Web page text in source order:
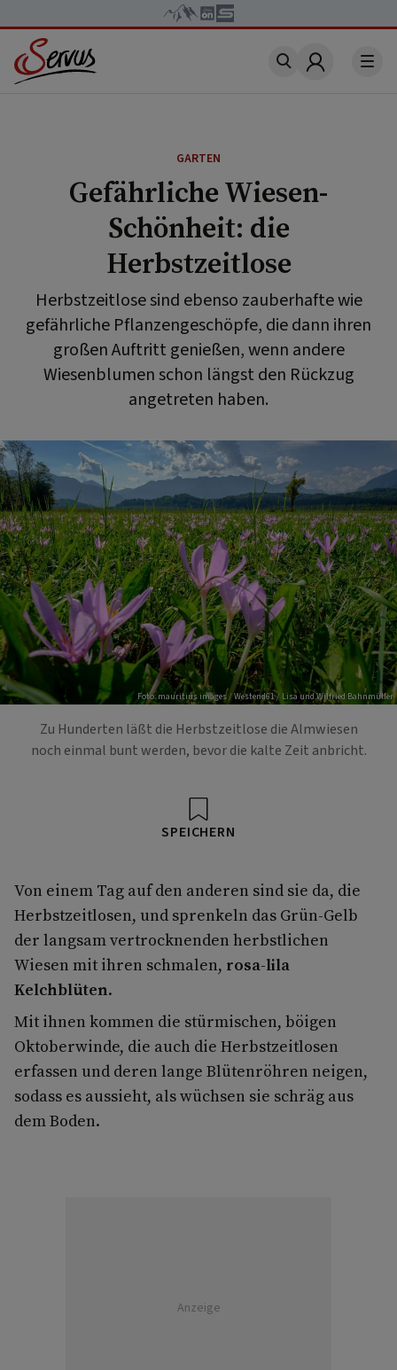
Account
GARTEN
Gefährliche Wiesen-
Schönheit: die
Herbstzeitlose
Herbstzeitlose sind ebenso zauberhafte wie
gefährliche Pflanzengeschöpfe, die dann ihren
großen Auftritt genießen, wenn andere
Wiesenblumen schon längst den Rückzug
angetreten haben.
Foto: mauritius images / Westend61 / Lisa und Wilfried Bahnmüller
Zu Hunderten läßt die Herbstzeitlose die Almwiesen
noch einmal bunt werden, bevor die kalte Zeit anbricht.
SPEICHERN
Von einem Tag auf den anderen sind sie da, die
Herbstzeitlosen, und sprenkeln das Grün-Gelb
der langsam vertrocknenden herbstlichen
Wiesen mit ihren schmalen, rosa-lila
Kelchblüten.
Mit ihnen kommen die stürmischen, böigen
Oktoberwinde, die auch die Herbstzeitlosen
erfassen und deren lange Blütenröhren neigen,
sodass es aussieht, als wüchsen sie schräg aus
dem Boden.
Anzeige